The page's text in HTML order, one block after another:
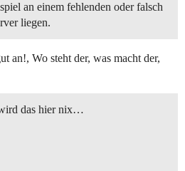
an einem fehlenden oder falsch
liegen.
an!, Wo steht der, was macht der,
das hier nix…